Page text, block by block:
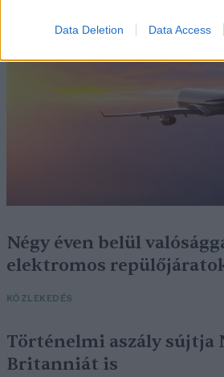
Data Deletion Data Access
Négy éven belül
elektromos
KÖZLEKEDÉS
Történelmi aszály sújtja
Britanniát is